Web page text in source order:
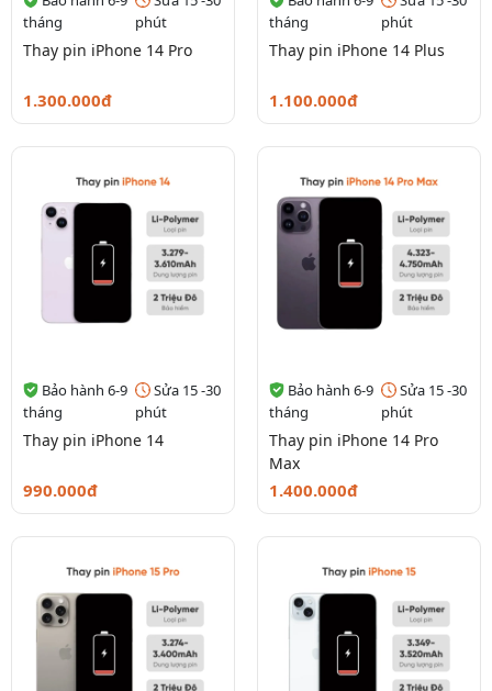
tháng
phút
Thay pin iPhone 14 Pro
1.300.000đ
tháng
phút
Thay pin iPhone 14 Plus
1.100.000đ
Bảo hành 6-9
tháng
Sửa 15 -30
phút
Thay pin iPhone 14
990.000đ
Bảo hành 6-9
tháng
Sửa 15 -30
phút
Thay pin iPhone 14 Pro
Max
1.400.000đ